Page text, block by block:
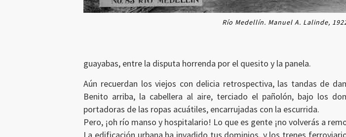
Río Medellín. Manuel A. Lalinde,
guayabas, entre la disputa horrenda por el quesito y la panela.
Aún recuerdan los viejos con delicia retrospectiva, las tandas de
Benito arriba, la cabellera al aire, terciado el pañolón, bajo los
portadoras de las ropas acuátiles, encarrujadas con la escurrida.
Pero, ¡oh río manso y hospitalario! Lo que es gente ¡no volverás a